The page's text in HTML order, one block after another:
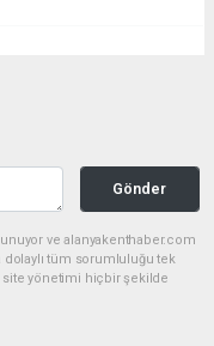
Gönder
ve alanyakenthaber.com
dolaylı tüm sorumluluğu tek
site yönetimi hiçbir şekilde